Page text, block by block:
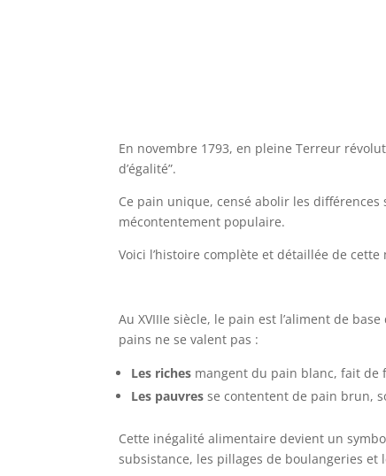
En novembre 1793, en pleine Terreur
d’égalité”.
Ce pain unique, censé abolir les
mécontentement populaire.
Voici l’histoire complète et détaillée de
Au XVIIIe siècle, le pain est l’aliment de
pains ne se valent pas :
Les riches mangent du pain blanc, fait de
Les pauvres se contentent de pain brun,
Cette inégalité alimentaire devient un
subsistance, les pillages de boulangeries